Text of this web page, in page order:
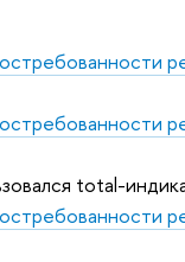
total-